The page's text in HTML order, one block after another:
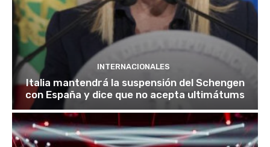
INTERNACIONALES
Italia mantendrá la suspensión del Schengen
con España y dice que no acepta ultimátums